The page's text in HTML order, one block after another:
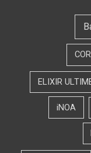
ELIXIR
iNOA